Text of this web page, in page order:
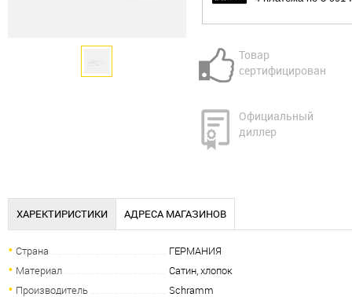
Товар
сертифицирован
Официальный
диллер
ХАРЕКТИРИСТИКИ АДРЕСА МАГАЗИНОВ
Страна
ГЕРМАНИЯ
Материал
Сатин, хлопок
Производитель
Schramm